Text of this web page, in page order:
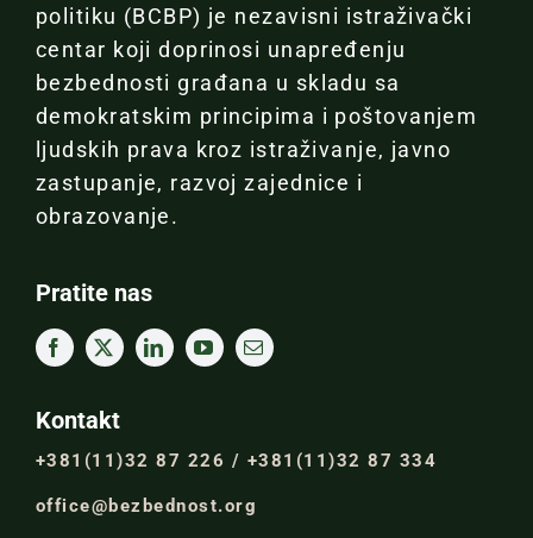
politiku (BCBP) je nezavisni istraživački
centar koji doprinosi unapređenju
bezbednosti građana u skladu sa
demokratskim principima i poštovanjem
ljudskih prava kroz istraživanje, javno
zastupanje, razvoj zajednice i
obrazovanje.
Pratite nas
Kontakt
+381(11)32 87 226 / +381(11)32 87 334
office@bezbednost.org